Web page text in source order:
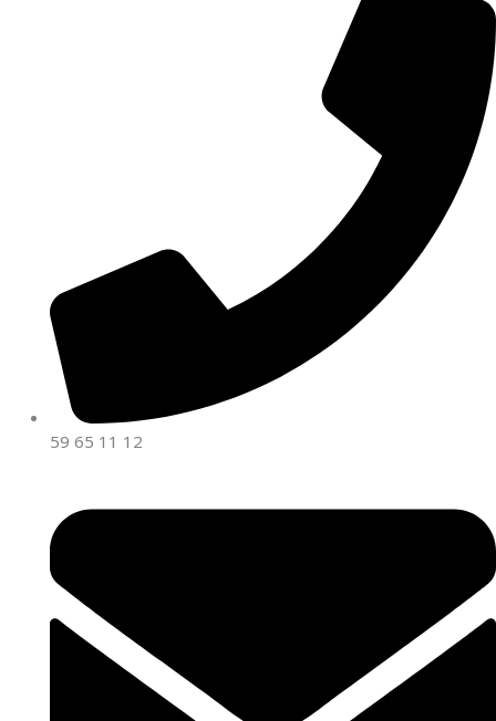
59 65 11 12